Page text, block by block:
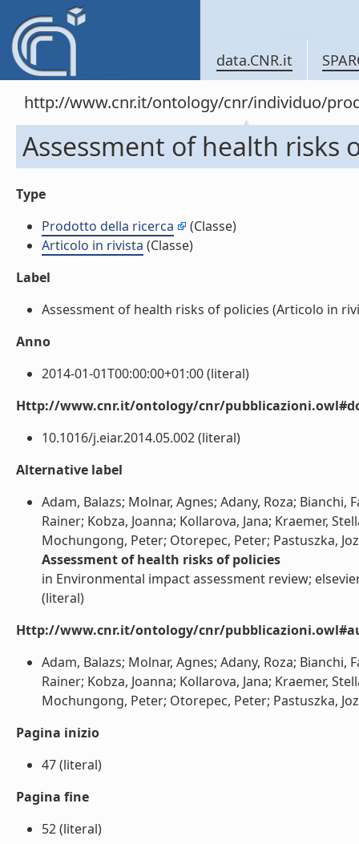
data.CNR.it
http://www.cnr.it/ontology/cnr/individuo/
Assessment of health risks
Type
Prodotto della ricerca
(Classe)
Articolo in rivista (Classe)
Label
Assessment of health risks of policies (Articolo in
Anno
2014-01-01T00:00:00+01:00 (literal)
Http://www.cnr.it/ontology/cnr/
10.1016/j.eiar.2014.05.002 (literal)
Alternative label
Adam, Balazs; Molnar, Agnes; Adany, Roza; Bianchi,
Rainer; Kobza, Joanna; Kollarova, Jana; Kraemer,
Mochungong, Peter; Otorepec, Peter; Pastuszka,
Assessment of health risks of policies
in Environmental impact assessment review;
(literal)
Http://www.cnr.it/ontology/cnr/
Adam, Balazs; Molnar, Agnes; Adany, Roza; Bianchi,
Rainer; Kobza, Joanna; Kollarova, Jana; Kraemer,
Mochungong, Peter; Otorepec, Peter; Pastuszka,
Pagina inizio
47 (literal)
Pagina fine
52 (literal)